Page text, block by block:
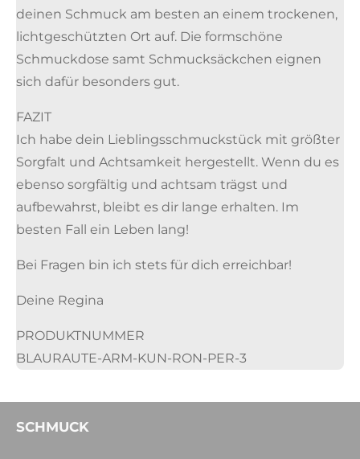
deinen Schmuck am besten an einem trockenen,
lichtgeschützten Ort auf. Die formschöne
Schmuckdose samt Schmucksäckchen eignen
sich dafür besonders gut.
FAZIT
Ich habe dein Lieblingsschmuckstück mit größter
Sorgfalt und Achtsamkeit hergestellt. Wenn du es
ebenso sorgfältig und achtsam trägst und
aufbewahrst, bleibt es dir lange erhalten. Im
besten Fall ein Leben lang!
Bei Fragen bin ich stets für dich erreichbar!
Deine Regina
PRODUKTNUMMER
BLAURAUTE-ARM-KUN-RON-PER-3
SCHMUCK